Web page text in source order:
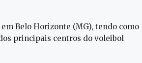
Belo Horizonte (MG), tendo como
principais centros do voleibol